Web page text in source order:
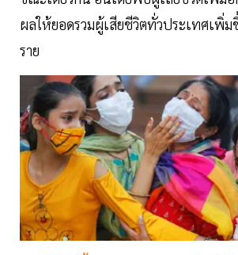
ผลให้ยอดรวมผู้เสียชีวิตทั่วประเทศเพิ่
ราย